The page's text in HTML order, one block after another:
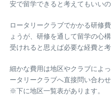
安で留学できる と考えてもいい
ロータリークラブでかかる研修
ょうが、研修を通して留学の心
受けれると思えば必要な経費と考
細かな費用は地区やクラブによ
ータリークラブへ直接問い合わ
※下に地区一覧表があります。